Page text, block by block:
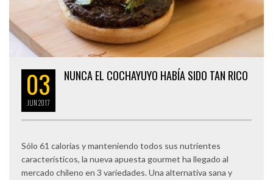
03
JUN2017
NUNCA EL COCHAYUYO HABÍA SIDO TAN RICO
Sólo 61 calorías y manteniendo todos sus nutrientes
característicos, la nueva apuesta gourmet ha llegado al
mercado chileno en 3 variedades. Una alternativa sana y